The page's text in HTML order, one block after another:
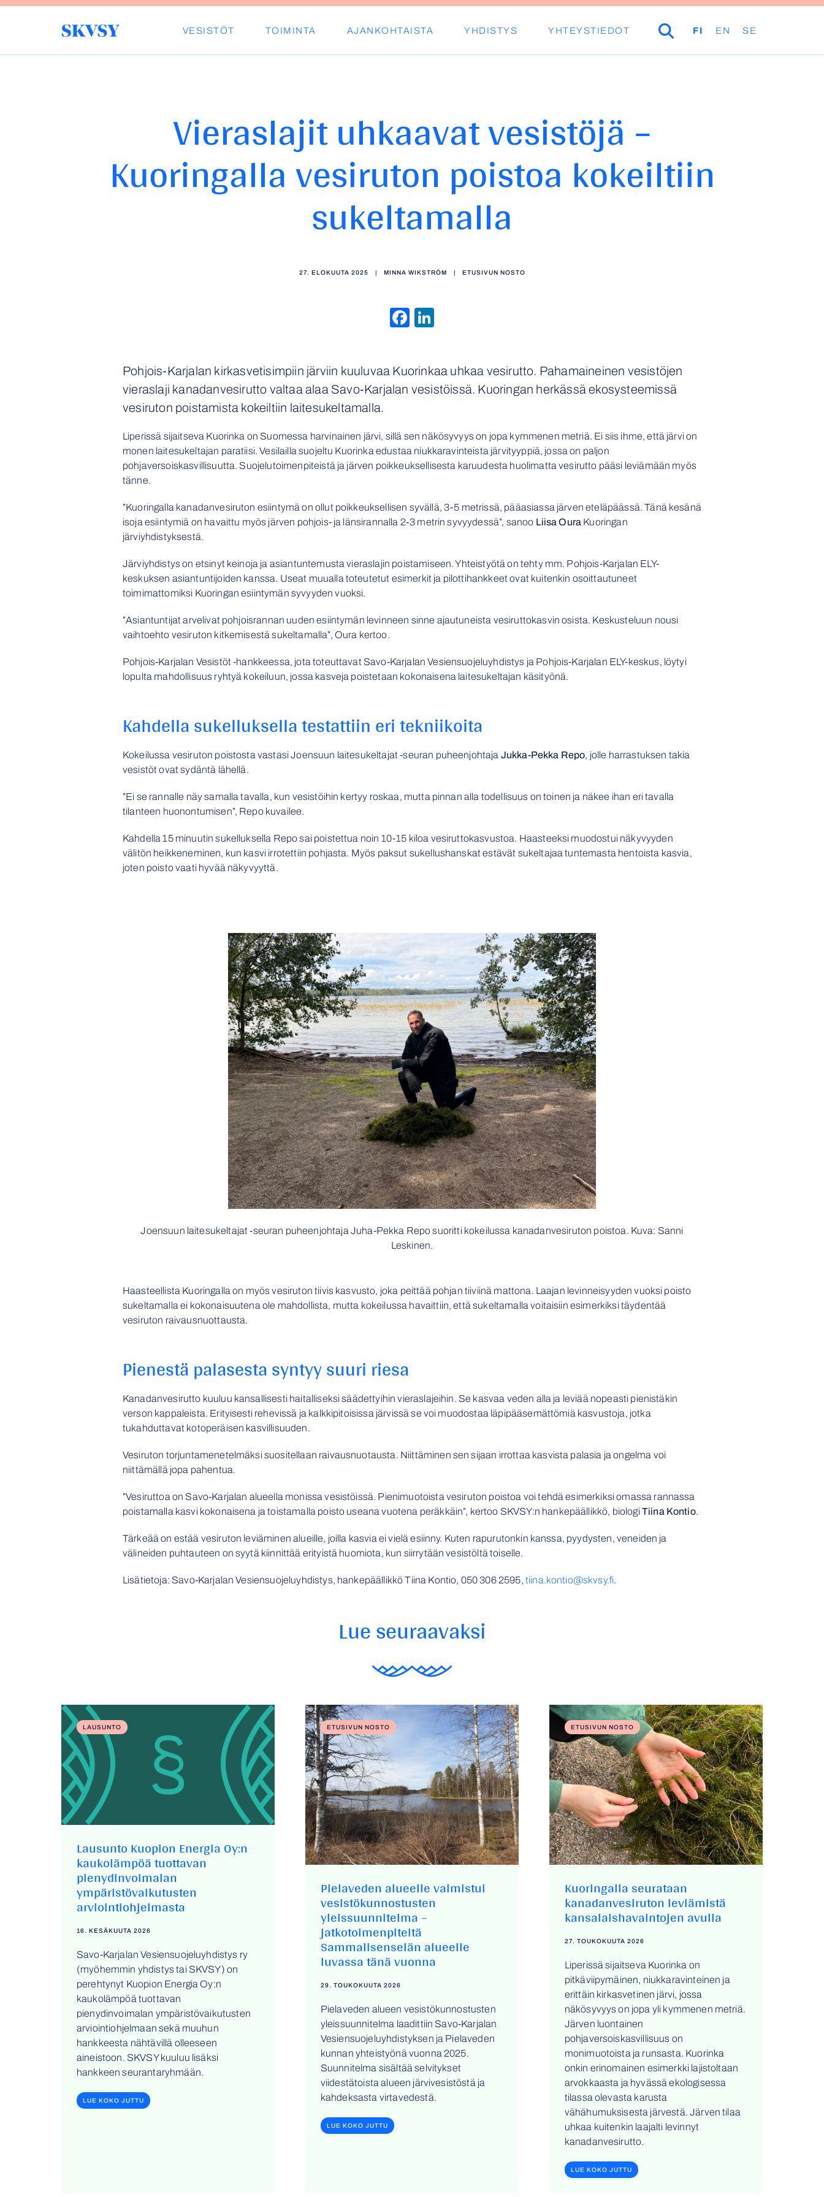
Hyppää
Savo-Karjalan Vesiensuojeluyhdistys ry
VESISTÖT TOIMINTA AJANKOHTAISTA YHDISTYS YHTEYSTIEDOT HAKU
FI EN SE
Vieraslajit uhkaavat vesistöjä –
Kuoringalla vesiruton poistoa kokeiltiin
sukeltamalla
27. ELOKUUTA 2025 | MINNA WIKSTRÖM | ETUSIVUN NOSTO
Facebook
Pohjois-Karjalan kirkasvetisimpiin järviin kuuluvaa Kuorinkaa uhkaa vesirutto. Pahamaineinen vesistöjen
vieraslaji kanadanvesirutto valtaa alaa Savo-Karjalan vesistöissä. Kuoringan herkässä ekosysteemissä
vesiruton poistamista kokeiltiin laitesukeltamalla.
Liperissä sijaitseva Kuorinka on Suomessa harvinainen järvi, sillä sen näkösyvyys on jopa kymmenen metriä. Ei siis ihme, että järvi on
monen laitesukeltajan paratiisi. Vesilailla suojeltu Kuorinka edustaa niukkaravinteista järvityyppiä, jossa on paljon
pohjaversoiskasvillisuutta. Suojelutoimenpiteistä ja järven poikkeuksellisesta karuudesta huolimatta vesirutto pääsi leviämään myös
tänne.
”Kuoringalla kanadanvesiruton esiintymä on ollut poikkeuksellisen syvällä, 3-5 metrissä, pääasiassa järven eteläpäässä. Tänä kesänä
isoja esiintymiä on havaittu myös järven pohjois- ja länsirannalla 2-3 metrin syvyydessä”, sanoo Liisa Oura Kuoringan
järviyhdistyksestä.
Järviyhdistys on etsinyt keinoja ja asiantuntemusta vieraslajin poistamiseen. Yhteistyötä on tehty mm. Pohjois-Karjalan ELY-
keskuksen asiantuntijoiden kanssa. Useat muualla toteutetut esimerkit ja pilottihankkeet ovat kuitenkin osoittautuneet
toimimattomiksi Kuoringan esiintymän syvyyden vuoksi.
”Asiantuntijat arvelivat pohjoisrannan uuden esiintymän levinneen sinne ajautuneista vesiruttokasvin osista. Keskusteluun nousi
vaihtoehto vesiruton kitkemisestä sukeltamalla”, Oura kertoo.
Pohjois-Karjalan Vesistöt -hankkeessa, jota toteuttavat Savo-Karjalan Vesiensuojeluyhdistys ja Pohjois-Karjalan ELY-keskus, löytyi
lopulta mahdollisuus ryhtyä kokeiluun, jossa kasveja poistetaan kokonaisena laitesukeltajan käsityönä.
Kahdella sukelluksella testattiin eri tekniikoita
Kokeilussa vesiruton poistosta vastasi Joensuun laitesukeltajat -seuran puheenjohtaja Jukka-Pekka Repo, jolle harrastuksen takia
vesistöt ovat sydäntä lähellä.
”Ei se rannalle näy samalla tavalla, kun vesistöihin kertyy roskaa, mutta pinnan alla todellisuus on toinen ja näkee ihan eri tavalla
tilanteen huonontumisen”, Repo kuvailee.
Kahdella 15 minuutin sukelluksella Repo sai poistettua noin 10-15 kiloa vesiruttokasvustoa. Haasteeksi muodostui näkyvyyden
välitön heikkeneminen, kun kasvi irrotettiin pohjasta. Myös paksut sukellushanskat estävät sukeltajaa tuntemasta hentoista kasvia,
joten poisto vaati hyvää näkyvyyttä.
Joensuun laitesukeltajat -seuran puheenjohtaja Juha-Pekka Repo suoritti kokeilussa kanadanvesiruton poistoa. Kuva: Sanni
Leskinen.
Haasteellista Kuoringalla on myös vesiruton tiivis kasvusto, joka peittää pohjan tiiviinä mattona. Laajan levinneisyyden vuoksi poisto
sukeltamalla ei kokonaisuutena ole mahdollista, mutta kokeilussa havaittiin, että sukeltamalla voitaisiin esimerkiksi täydentää
vesiruton raivausnuottausta.
Pienestä palasesta syntyy suuri riesa
Kanadanvesirutto kuuluu kansallisesti haitalliseksi säädettyihin vieraslajeihin. Se kasvaa veden alla ja leviää nopeasti pienistäkin
verson kappaleista. Erityisesti rehevissä ja kalkkipitoisissa järvissä se voi muodostaa läpipääsemättömiä kasvustoja, jotka
tukahduttavat kotoperäisen kasvillisuuden.
Vesiruton torjuntamenetelmäksi suositellaan raivausnuotausta. Niittäminen sen sijaan irrottaa kasvista palasia ja ongelma voi
niittämällä jopa pahentua.
”Vesiruttoa on Savo-Karjalan alueella monissa vesistöissä. Pienimuotoista vesiruton poistoa voi tehdä esimerkiksi omassa rannassa
poistamalla kasvi kokonaisena ja toistamalla poisto useana vuotena peräkkäin”, kertoo SKVSY:n hankepäällikkö, biologi Tiina Kontio.
Tärkeää on estää vesiruton leviäminen alueille, joilla kasvia ei vielä esiinny. Kuten rapurutonkin kanssa, pyydysten, veneiden ja
välineiden puhtauteen on syytä kiinnittää erityistä huomiota, kun siirrytään vesistöltä toiselle.
Lisätietoja: Savo-Karjalan Vesiensuojeluyhdistys, hankepäällikkö Tiina Kontio, 050 306 2595, tiina.kontio@skvsy.fi.
Lue seuraavaksi
LAUSUNTO
Lausunto Kuopion Energia Oy:n
kaukolämpöä tuottavan
pienydinvoimalan
ympäristövaikutusten
arviointiohjelmasta
16. KESÄKUUTA 2026
Savo-Karjalan Vesiensuojeluyhdistys ry
(myöhemmin yhdistys tai SKVSY) on
perehtynyt Kuopion Energia Oy:n
kaukolämpöä tuottavan
pienydinvoimalan ympäristövaikutusten
arviointiohjelmaan sekä muuhun
hankkeesta nähtävillä olleeseen
aineistoon. SKVSY kuuluu lisäksi
hankkeen seurantaryhmään.
LUE KOKO JUTTU
ETUSIVUN NOSTO
Pielaveden alueelle valmistui
vesistökunnostusten
yleissuunnitelma –
jatkotoimenpiteitä
Sammalisenselän alueelle
luvassa tänä vuonna
29. TOUKOKUUTA 2026
Pielaveden alueen vesistökunnostusten
yleissuunnitelma laadittiin Savo-Karjalan
Vesiensuojeluyhdistyksen ja Pielaveden
kunnan yhteistyönä vuonna 2025.
Suunnitelma sisältää selvitykset
viidestätoista alueen järvivesistöstä ja
kahdeksasta virtavedestä.
LUE KOKO JUTTU
ETUSIVUN NOSTO
Kuoringalla seurataan
kanadanvesiruton leviämistä
kansalaishavaintojen avulla
27. TOUKOKUUTA 2026
Liperissä sijaitseva Kuorinka on
pitkäviipymäinen, niukkaravinteinen ja
erittäin kirkasvetinen järvi, jossa
näkösyvyys on jopa yli kymmenen metriä.
Järven luontainen
pohjaversoiskasvillisuus on
monimuotoista ja runsasta. Kuorinka
onkin erinomainen esimerkki lajistoltaan
arvokkaasta ja hyvässä ekologisessa
tilassa olevasta karusta
vähähumuksisesta järvestä. Järven tilaa
uhkaa kuitenkin laajalti levinnyt
kanadanvesirutto.
LUE KOKO JUTTU